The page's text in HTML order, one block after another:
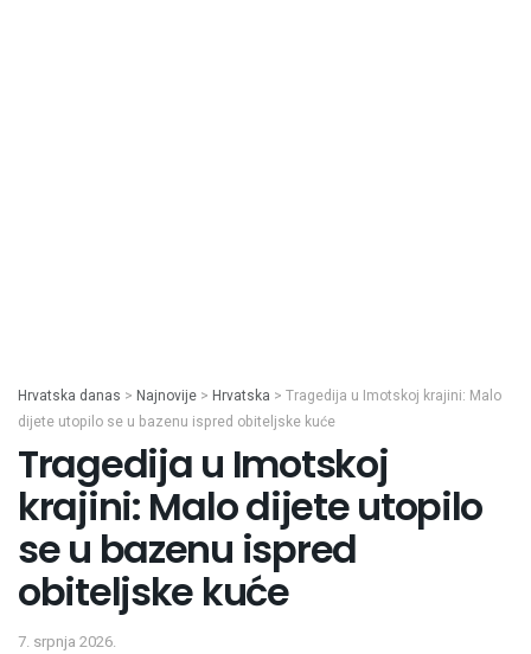
Hrvatska danas > Najnovije > Hrvatska > Tragedija u Imotskoj krajini: Malo
dijete utopilo se u bazenu ispred obiteljske kuće
Tragedija u Imotskoj
krajini: Malo dijete utopilo
se u bazenu ispred
obiteljske kuće
7. srpnja 2026.